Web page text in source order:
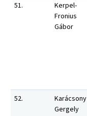
51.
Kerpel-
Fronius
Gábor
52.
Karácsony
Gergely